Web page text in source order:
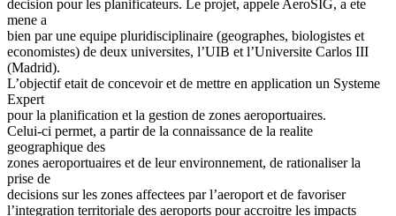
decision pour les planificateurs. Le projet, appele AeroSIG, a ete
mene a
bien par une equipe pluridisciplinaire (geographes, biologistes et
economistes) de deux universites, l’UIB et l’Universite Carlos III
(Madrid).
L’objectif etait de concevoir et de mettre en application un Systeme
Expert
pour la planification et la gestion de zones aeroportuaires.
Celui-ci permet, a partir de la connaissance de la realite
geographique des
zones aeroportuaires et de leur environnement, de rationaliser la
prise de
decisions sur les zones affectees par l’aeroport et de favoriser
l’integration territoriale des aeroports pour accroitre les impacts